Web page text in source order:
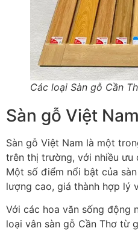
Các loại Sàn gỗ Cần
Sàn gỗ Việt Nam
Sàn gỗ Việt Nam là một
trên thị trường, với nhiều ưu
Một số điểm nổi bật của
lượng cao, giá thành hợp lý
Với các hoa văn sống động
loại vân sàn gỗ Cần Thơ từ